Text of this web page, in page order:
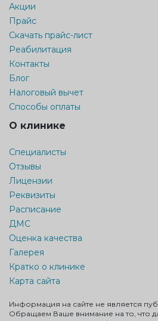
Акции
Прайс
Скачать прайс-лист
Реабилитация
Контакты
Блог
Налоговый вычет
Способы оплаты
О клинике
Специалисты
Отзывы
Лицензии
Реквизиты
Расписание
ДМС
Оценка качества
Галерея
Кратко о клинике
Карта сайта
Информация на сайте не является
Обращаем Ваше внимание на то, что